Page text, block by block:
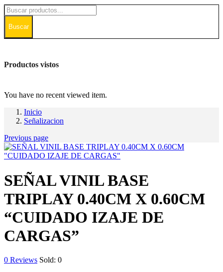
Buscar
Productos vistos
You have no recent viewed item.
Inicio
Señalizacion
Previous page
SEÑAL VINIL BASE
TRIPLAY 0.40CM X 0.60CM
“CUIDADO IZAJE DE
CARGAS”
0 Reviews Sold: 0